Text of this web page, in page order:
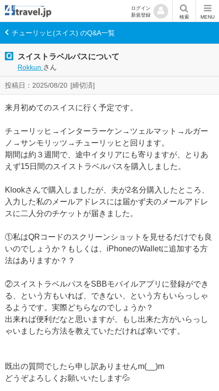
ログイン
新規登録
検索 MENU
チューリッヒ(スイス) のQ&A一覧
スイストラベルパスについて
Rokkun さん
投稿日：2025/08/20 [締切済]
来月初めてのスイスに行く予定です。
チューリッヒ→インターラーケン→ツェルマット→ルガー
ノ→サンモリッツ→チューリッヒと回ります。
期間は約３週間で、途中イタリアにも寄りますが、とりあ
えず15日間のスイストラベルパスを購入しました。
Klookさんで購入しましたが、夫が2名分購入したところ、
入力した私のメールアドレスには届かず夫のメールアドレ
スに二人分のチケットが届きました。
①私はQRコードのスクリーンショットを見せるだけでも良
いのでしょうか？もしくは、iPhoneのWalletに追加する方
法はありますか？？
②スイストラベルパスをSBBモバイルアプリに登録ができ
る、という方もいれば、できない、という方もいらっしゃ
るようです。実際どちらなのでしょうか？
出来れば便利だなと思いますが、もし出来た方がいらっし
ゃいましたら方法を教えていただければ幸いです。
既出の質問でしたら申し訳ありませんm(__)m
どうぞよろしくお願いいたします💦